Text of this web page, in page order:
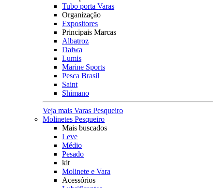
Tubo porta Varas
Organização
Expositores
Principais Marcas
Albatroz
Daiwa
Lumis
Marine Sports
Pesca Brasil
Saint
Shimano
Veja mais Varas Pesqueiro
Molinetes Pesqueiro
Mais buscados
Leve
Médio
Pesado
kit
Molinete e Vara
Acessórios